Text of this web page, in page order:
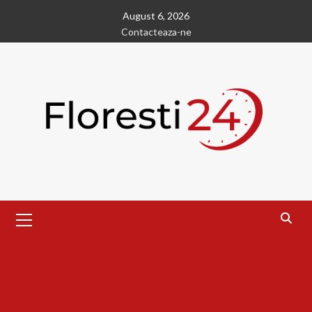
content
August 6, 2026
Contacteaza-ne
Menu